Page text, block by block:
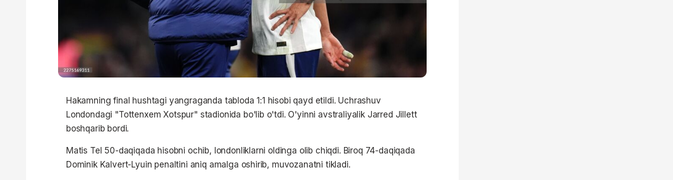
Hakamning final hushtagi yangraganda tabloda 1:1 hisobi qayd etildi. Uchrashuv
Londondagi "Tottenxem Xotspur" stadionida bo'lib o'tdi. O'yinni avstraliyalik Jarred Jillett
boshqarib bordi.
Matis Tel 50-daqiqada hisobni ochib, londonliklarni oldinga olib chiqdi. Biroq 74-daqiqada
Dominik Kalvert-Lyuin penaltini aniq amalga oshirib, muvozanatni tikladi.